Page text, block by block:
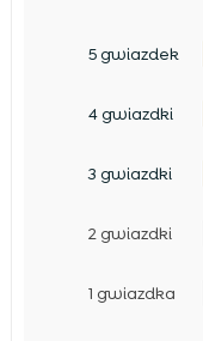
5 gwiazdek
4 gwiazdki
3 gwiazdki
2 gwiazdki
1 gwiazdka